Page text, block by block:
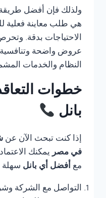
ولذلك فإن أفضل
هي طلب معاينة فعلية
الاحتياجات بدقة.
عروض واضحة
النظام والخدمات
خطوات
بانل
إذا كنت تبحث الآن عن
في مصر يمكنك
مع أفضل أي بانل سهلة
التواصل مع الشركة